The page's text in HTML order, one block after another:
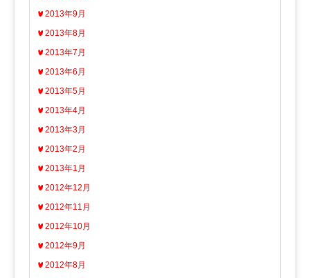
2013年9月
2013年8月
2013年7月
2013年6月
2013年5月
2013年4月
2013年3月
2013年2月
2013年1月
2012年12月
2012年11月
2012年10月
2012年9月
2012年8月